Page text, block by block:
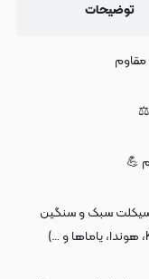
توضیحات
سبک و سنگین